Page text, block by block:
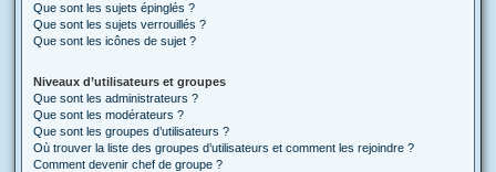
Que sont les sujets épinglés ?
Que sont les sujets verrouillés ?
Que sont les icônes de sujet ?
Niveaux d’utilisateurs et groupes
Que sont les administrateurs ?
Que sont les modérateurs ?
Que sont les groupes d’utilisateurs ?
Où trouver la liste des groupes d’utilisateurs et comment les rejoindre ?
Comment devenir chef de groupe ?